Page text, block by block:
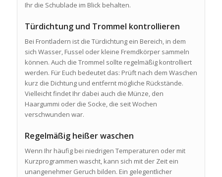
Ihr die Schublade im Blick behalten.
Türdichtung und Trommel kontrollieren
Bei Frontladern ist die Türdichtung ein Bereich, in dem
sich Wasser, Fussel oder kleine Fremdkörper sammeln
können. Auch die Trommel sollte regelmäßig kontrolliert
werden. Für Euch bedeutet das: Prüft nach dem Waschen
kurz die Dichtung und entfernt mögliche Rückstände.
Vielleicht findet Ihr dabei auch die Münze, den
Haargummi oder die Socke, die seit Wochen
verschwunden war.
Regelmäßig heißer waschen
Wenn Ihr häufig bei niedrigen Temperaturen oder mit
Kurzprogrammen wascht, kann sich mit der Zeit ein
unangenehmer Geruch bilden. Ein gelegentlicher